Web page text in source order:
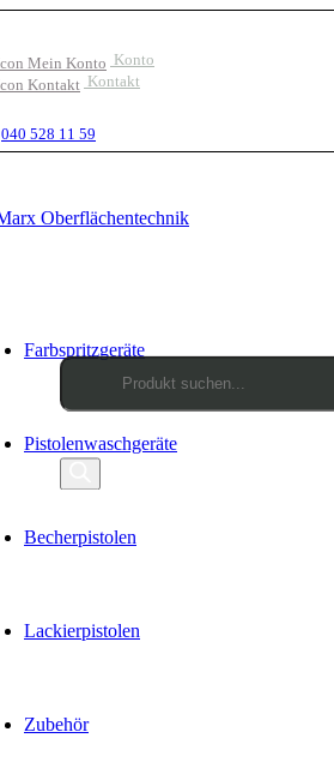
Konto
Kontakt
040 528 11 59
Farbspritzgeräte
Pistolenwaschgeräte
Becherpistolen
Lackierpistolen
Zubehör
Products